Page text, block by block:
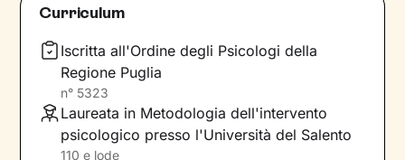
proviamo e i
cresciuti.
Per superare momenti difficili e raggiungere un
maggiore benessere bisogna comprendere
quali siano gli elementi che non ci
rappresentano più e quali i
Curriculum
Iscritta all'Ordine degli Psicologi della
Regione Puglia
n° 5323
Laureata in Metodologia dell'intervento
psicologico presso l'Università del Salento
110 e lode